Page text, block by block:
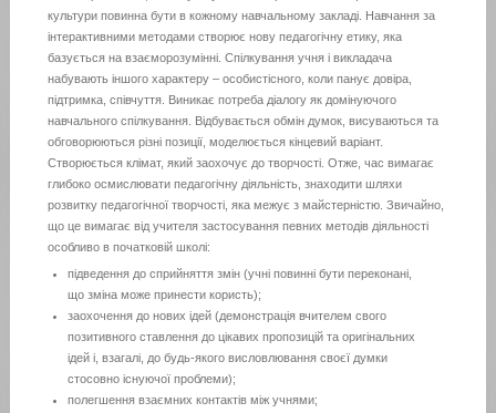
культури повинна бути в кожному навчальному закладі. Навчання за
інтерактивними методами створює нову педагогічну етику, яка
базується на взаєморозумінні. Спілкування учня і викладача
набувають іншого характеру – особистісного, коли панує довіра,
підтримка, співчуття. Виникає потреба діалогу як домінуючого
навчального спілкування. Відбувається обмін думок, висуваються та
обговорюються різні позиції, моделюється кінцевий варіант.
Створюється клімат, який заохочує до творчості. Отже, час вимагає
глибоко осмислювати педагогічну діяльність, знаходити шляхи
розвитку педагогічної творчості, яка межує з майстерністю. Звичайно,
що це вимагає від учителя застосування певних методів діяльності
особливо в початковій школі:
підведення до сприйняття змін (учні повинні бути переконані,
що зміна може принести користь);
заохочення до нових ідей (демонстрація вчителем свого
позитивного ставлення до цікавих пропозицій та оригінальних
ідей і, взагалі, до будь-якого висловлювання своєї думки
стосовно існуючої проблеми);
полегшення взаємних контактів між учнями;